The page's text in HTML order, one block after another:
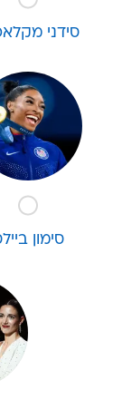
סידני
סימון